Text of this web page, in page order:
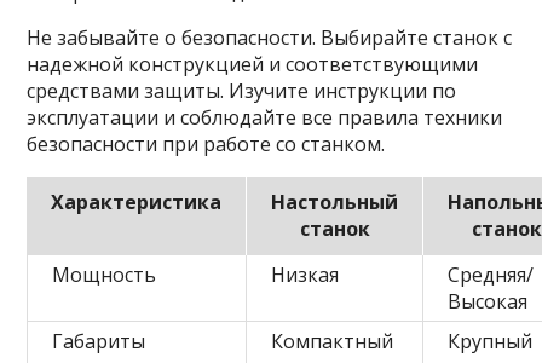
Не забывайте о безопасности. Выбирайте станок с
надежной конструкцией и соответствующими
средствами защиты. Изучите инструкции по
эксплуатации и соблюдайте все правила техники
безопасности при работе со станком.
Характеристика
Настольный
станок
станок
Мощность
Низкая
Средняя/
Высокая
Габариты
Компактный Крупный